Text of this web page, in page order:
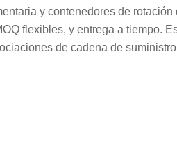
y contenedores de rotación
flexibles, y entrega a tiempo.
de cadena de